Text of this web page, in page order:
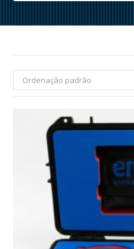
Ordenação padrão